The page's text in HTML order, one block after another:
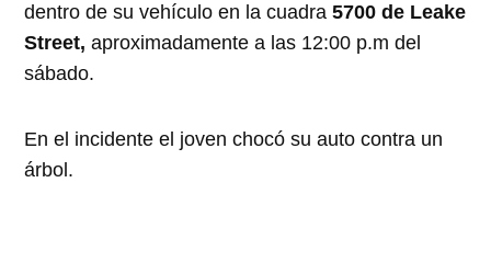
dentro de su vehículo en la cuadra 5700 de Leake
Street, aproximadamente a las 12:00 p.m del
sábado.
En el incidente el joven chocó su auto contra un
árbol.